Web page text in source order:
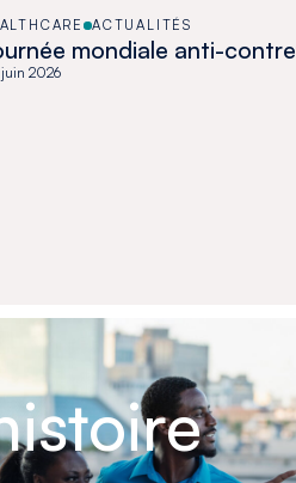
ACTUALITÉS
mondiale anti-
2026